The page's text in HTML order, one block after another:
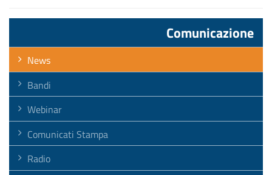
Comunicazione
News
Bandi
Webinar
Comunicati Stampa
Radio